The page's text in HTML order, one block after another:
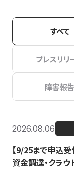
すべて
プレスリリ
障害報告
2026.08.06
【9/25まで申込
資金調達・クラ